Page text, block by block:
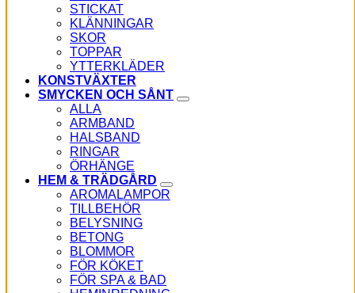
STICKAT
KLÄNNINGAR
SKOR
TOPPAR
YTTERKLÄDER
KONSTVÄXTER
SMYCKEN OCH SÅNT
ALLA
ARMBAND
HALSBAND
RINGAR
ÖRHÄNGE
HEM & TRÄDGÅRD
AROMALAMPOR
TILLBEHÖR
BELYSNING
BETONG
BLOMMOR
FÖR KÖKET
FÖR SPA & BAD